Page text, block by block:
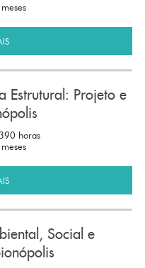
Estrutural: Projeto e
horas
Social e